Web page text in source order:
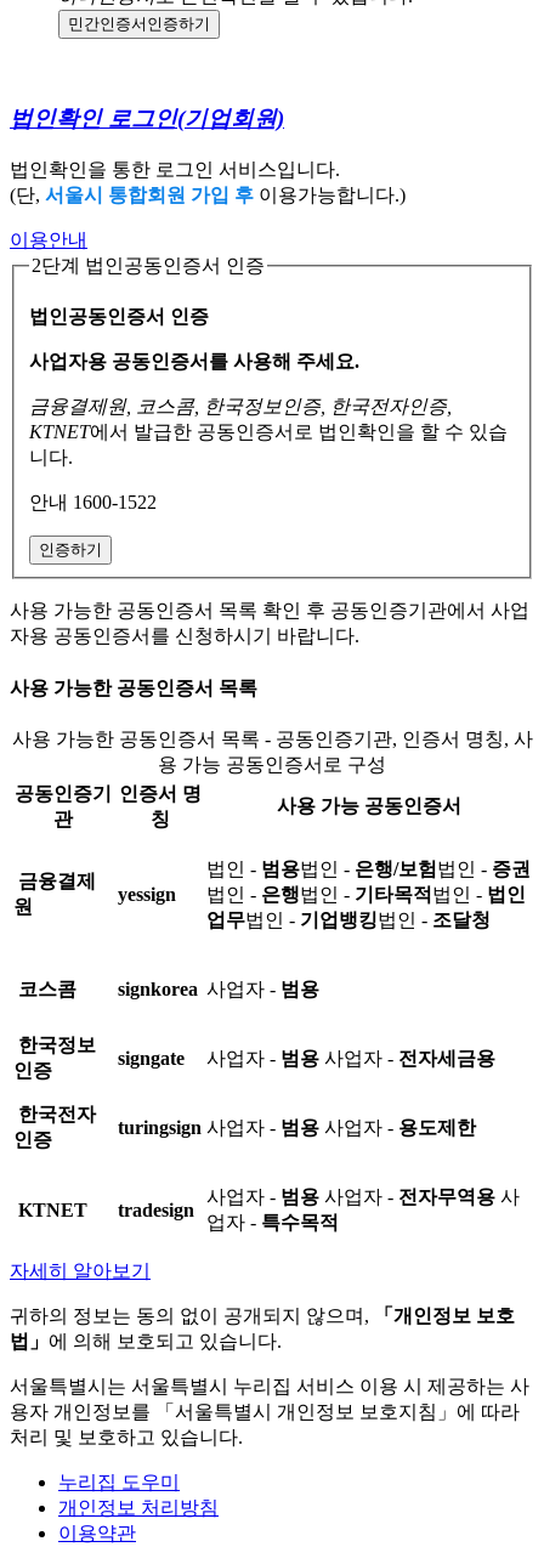
민간인증서 인증하기
법인확인 로그인(기업회원)
법인확인을 통한 로그인 서비스입니다.
(단, 서울시 통합회원 가입 후 이용가능합니다.)
이용안내
2단계 법인공동인증서 인증
법인공동인증서 인증
사업자용 공동인증서를 사용해 주세요.
금융결제원, 코스콤, 한국정보인증, 한국전자인증,
KTNET에서 발급한 공동인증서로 법인확인을 할 수 있습
니다.
안내 1600-1522
인증하기
사용 가능한 공동인증서 목록 확인 후 공동인증기관에서 사업
자용 공동인증서를 신청하시기 바랍니다.
사용 가능한 공동인증서 목록
사용 가능한 공동인증서 목록 - 공동인증기관, 인증서 명칭, 사
용 가능 공동인증서로 구성
공동인증기
관
인증서 명
칭
사용 가능 공동인증서
금융결제
원
yessign
법인 - 범용법인 - 은행/보험 법인 - 증권
법인 - 은행법인 - 기타목적 법인 - 법인
업무법인 - 기업뱅킹법인 - 조달청
코스콤 signkorea 사업자 - 범용
한국정보
인증
signgate 사업자 - 범용 사업자 - 전자세금용
한국전자
인증
turingsign 사업자 - 범용 사업자 - 용도제한
KTNET tradesign
사업자 - 범용 사업자 - 전자무역용 사
업자 - 특수목적
자세히 알아보기
귀하의 정보는 동의 없이 공개되지 않으며,
「개인정보 보호
법」 에 의해 보호되고 있습니다.
서울특별시는 서울특별시 누리집 서비스 이용 시 제공하는 사
용자 개인정보를 「서울특별시 개인정보 보호지침」에 따라
처리 및 보호하고 있습니다.
누리집 도우미
개인정보 처리방침
이용약관